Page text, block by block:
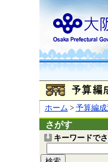
ホーム > 予算編
さがす
キーワードで